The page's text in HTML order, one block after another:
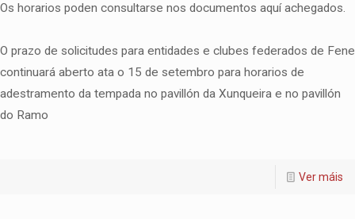
Os horarios poden consultarse nos documentos aquí achegados.
O prazo de solicitudes para entidades e clubes federados de Fene
continuará aberto ata o 15 de setembro para horarios de
adestramento da tempada no pavillón da Xunqueira e no pavillón
do Ramo
Ver máis